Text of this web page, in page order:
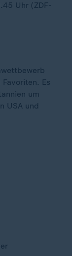
Uhr (ZDF-
Es
um
USA und